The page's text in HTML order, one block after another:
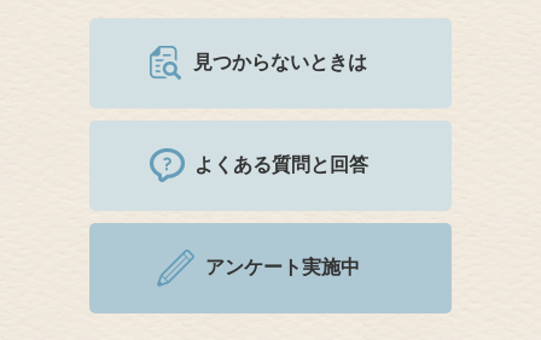
見つからないときは
よくある質問と回答
アンケート実施中